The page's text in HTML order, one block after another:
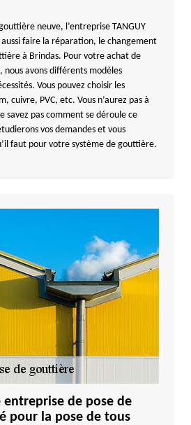
neuve, l’entreprise TANGUY
aussi faire la réparation, le changement
à Brindas. Pour votre achat de
nous avons différents modèles
Vous pouvez choisir les
cuivre, PVC, etc. Vous n’aurez pas à
savez pas comment se déroule ce
vos demandes et vous
faut pour votre système de gouttière.
entreprise de pose de
pour la pose de tous